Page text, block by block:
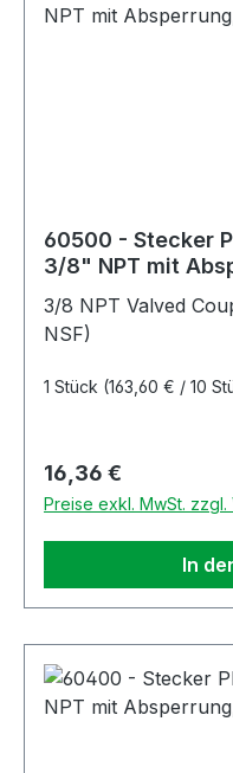
60500 - Stecker
3/8" NPT mit
3/8 NPT Valved
NSF)
1 Stück (163,60 € / 10
Regulärer Preis:
16,36 €
Preise exkl. MwSt.
In